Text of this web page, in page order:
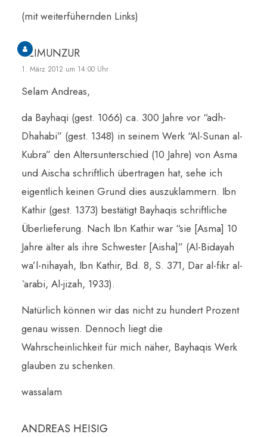
(mit weiterfühernden Links)
ALIMUNZUR
1. März 2012 um 14:00 Uhr
Selam Andreas,
da Bayhaqi (gest. 1066) ca. 300 Jahre vor “adh-
Dhahabi” (gest. 1348) in seinem Werk “Al-Sunan al-
Kubra” den Altersunterschied (10 Jahre) von Asma
und Aischa schriftlich übertragen hat, sehe ich
eigentlich keinen Grund dies auszuklammern. Ibn
Kathir (gest. 1373) bestätigt Bayhaqis schriftliche
Überlieferung. Nach Ibn Kathir war “sie [Asma] 10
Jahre älter als ihre Schwester [Aisha]” (Al-Bidayah
wa’l-nihayah, Ibn Kathir, Bd. 8, S. 371, Dar al-fikr al-
`arabi, Al-jizah, 1933).
Natürlich können wir das nicht zu hundert Prozent
genau wissen. Dennoch liegt die
Wahrscheinlichkeit für mich näher, Bayhaqis Werk
glauben zu schenken.
wassalam
ANDREAS HEISIG